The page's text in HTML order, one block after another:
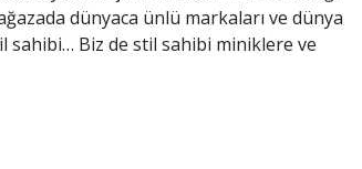
dünyaca ünlü markaları ve dünya
sahibi… Biz de stil sahibi miniklere ve